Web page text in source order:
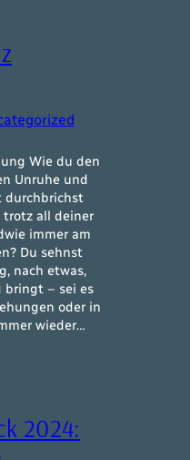
Wie du den
Unruhe und
durchbrichst
trotz all deiner
immer am
Du sehnst
nach etwas,
bringt – sei es
oder in
wieder…
2024: